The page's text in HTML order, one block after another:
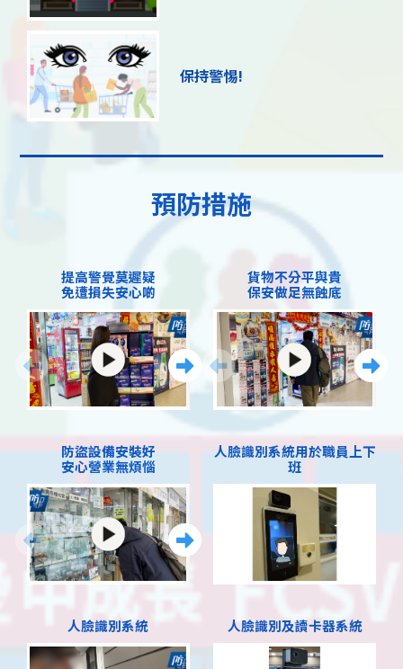
保持警惕!
預防措施
提高警覺莫遲疑
免遭損失安心啲
貨物不分平與貴
保安做足無蝕底
防盜設備安裝好
安心營業無煩惱
人臉識別系統用於職員上下
班
人臉識別系統 人臉識別及讀卡器系統